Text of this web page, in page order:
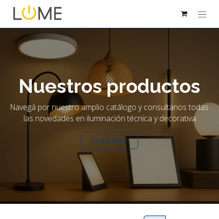
Nuestros productos
Navegá por nuestro amplio catálogo y consultanos todas
las novedades en iluminación técnica y decorativa
Contáctenos